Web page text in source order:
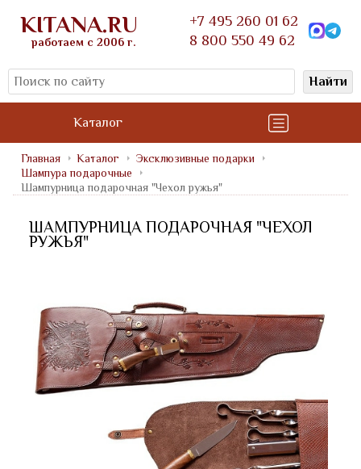
KITANA.RU
работаем с 2006 г.
+7 495 260 01 62
8 800 550 49 62
Найти
Каталог
Главная Каталог
Эксклюзивные подарки
Шампура подарочные
Шампурница подарочная "Чехол ружья"
ШАМПУРНИЦА ПОДАРОЧНАЯ "ЧЕХОЛ
РУЖЬЯ"